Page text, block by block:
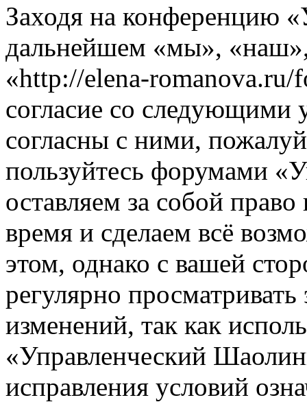
Заходя на конференцию
дальнейшем «мы»,
«http://elena-romanova.ru/
согласие со следующими
согласны с ними,
пользуйтесь форумами
оставляем за собой
время и сделаем всё
этом, однако с вашей
регулярно просматривать
изменений, так как
«Управленческий
исправления условий